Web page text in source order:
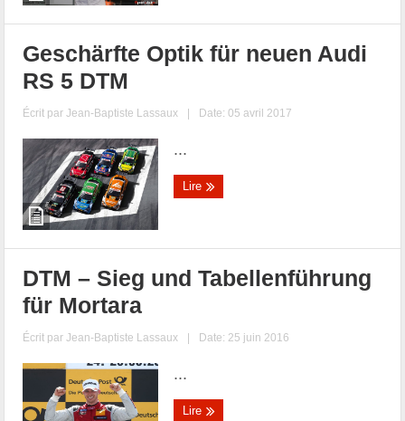
Geschärfte Optik für neuen Audi
RS 5 DTM
Écrit parJean-Baptiste Lassaux | Date: 05 avril 2017
...
Lire
DTM – Sieg und Tabellenführung
für Mortara
Écrit parJean-Baptiste Lassaux | Date: 25 juin 2016
...
Lire